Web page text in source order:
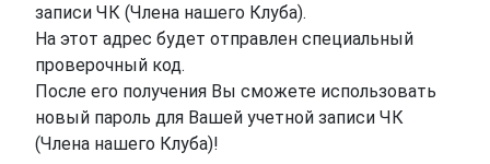
записи ЧК (Члена нашего Клуба).
На этот адрес будет отправлен специальный
проверочный код.
После его получения Вы сможете использовать
новый пароль для Вашей учетной записи ЧК
(Члена нашего Клуба)!